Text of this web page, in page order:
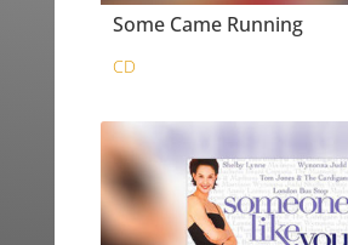
Some Came Running
CD